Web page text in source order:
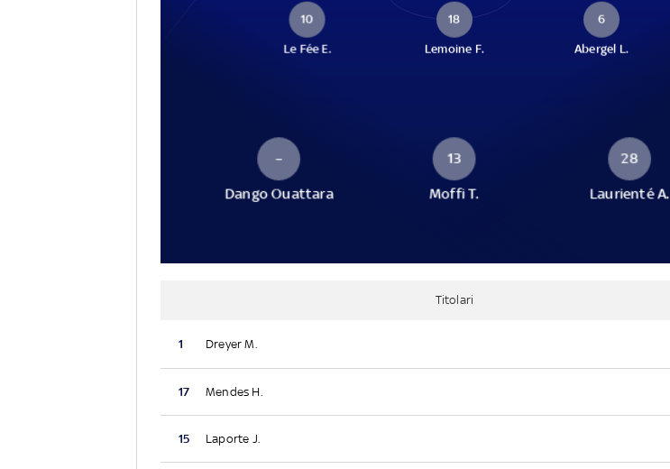
10
Le Fée E.
18
Lemoine F.
6
Abergel L.
–
Dango Ouattara
13
Moffi T.
28
Laurienté A.
Titolari
1 Dreyer M.
17 Mendes H.
15 Laporte J.